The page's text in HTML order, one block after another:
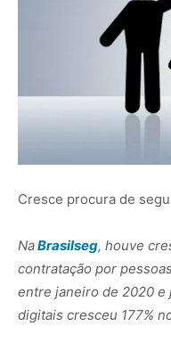
Cresce procura de
NaBrasilseg, houve
contratação por
entre janeiro de 2020 e
digitais cresceu 177%